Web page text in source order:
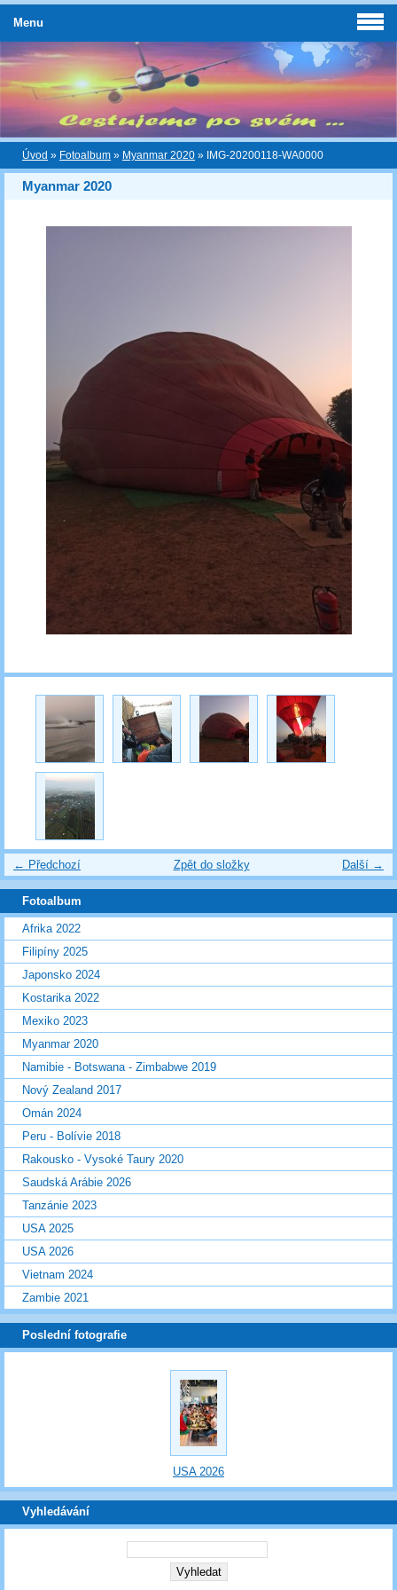
Úvod » Fotoalbum » Myanmar 2020 » IMG-20200118-WA0000
Myanmar 2020
← Předchozí Další →
Zpět do složky
Menu
Fotoalbum
Afrika 2022
Filipíny 2025
Japonsko 2024
Kostarika 2022
Mexiko 2023
Myanmar 2020
Namibie - Botswana - Zimbabwe 2019
Nový Zealand 2017
Omán 2024
Peru - Bolívie 2018
Rakousko - Vysoké Taury 2020
Saudská Arábie 2026
Tanzánie 2023
USA 2025
USA 2026
Vietnam 2024
Zambie 2021
Poslední fotografie
USA 2026
Vyhledávání